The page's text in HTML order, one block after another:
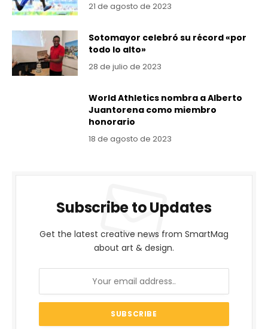
21 de agosto de 2023
Sotomayor celebró su récord «por
todo lo alto»
28 de julio de 2023
World Athletics nombra a Alberto
Juantorena como miembro
honorario
18 de agosto de 2023
Subscribe to Updates
Get the latest creative news from SmartMag
about art & design.